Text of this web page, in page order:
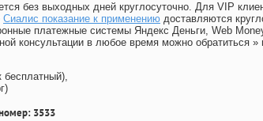
без выходных дней круглосуточно. Для VIP
Сиалис показание к применению доставляются
платежные системы Яндекс Деньги, Web
консультации в любое время можно обратиться »
бесплатный),
3533